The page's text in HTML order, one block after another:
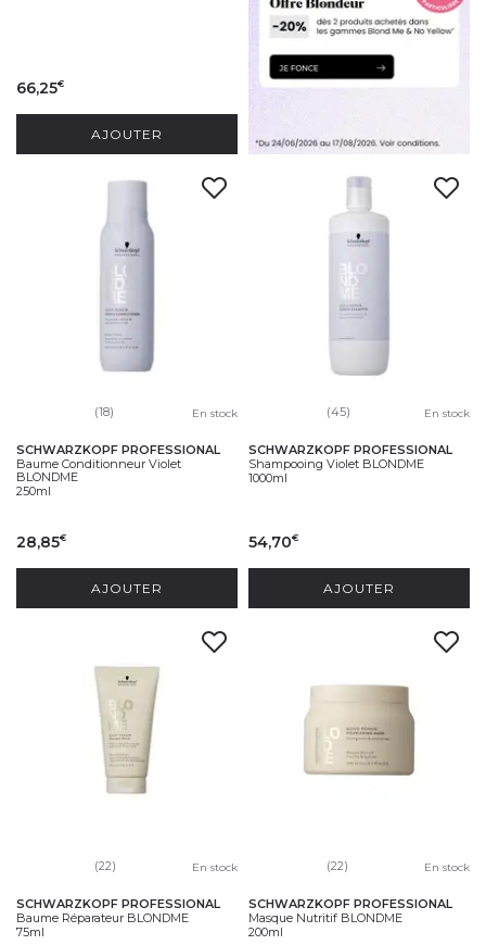
66,25€
AJOUTER
(18) En stock
SCHWARZKOPF PROFESSIONAL
Baume Conditionneur Violet
BLONDME
250ml
28,85€
AJOUTER
(45) En stock
SCHWARZKOPF PROFESSIONAL
Shampooing Violet BLONDME
1000ml
54,70€
AJOUTER
(22) En stock
SCHWARZKOPF PROFESSIONAL
Baume Réparateur BLONDME
75ml
(22) En stock
SCHWARZKOPF PROFESSIONAL
Masque Nutritif BLONDME
200ml